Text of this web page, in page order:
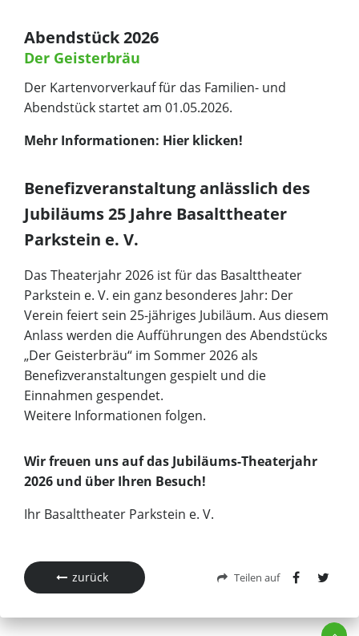
Abendstück 2026
Der Geisterbräu
Der Kartenvorverkauf für das Familien- und
Abendstück startet am 01.05.2026.
Mehr Informationen: Hier klicken!
Benefizveranstaltung anlässlich des
Jubiläums 25 Jahre Basalttheater
Parkstein e. V.
Das Theaterjahr 2026 ist für das Basalttheater
Parkstein e. V. ein ganz besonderes Jahr: Der
Verein feiert sein 25-jähriges Jubiläum. Aus diesem
Anlass werden die Aufführungen des Abendstücks
„Der Geisterbräu“ im Sommer 2026 als
Benefizveranstaltungen gespielt und die
Einnahmen gespendet.
Weitere Informationen folgen.
Wir freuen uns auf das Jubiläums-Theaterjahr
2026 und über Ihren Besuch!
Ihr Basalttheater Parkstein e. V.
zurück Teilen auf